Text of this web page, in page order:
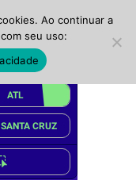
Ao continuar a
seu uso: